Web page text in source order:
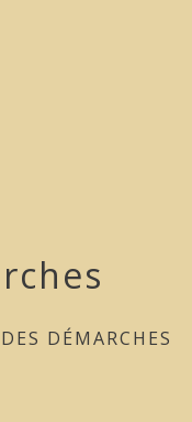
DÉMARCHES